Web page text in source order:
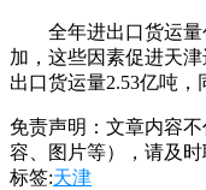
全年进出口货运
加，这些因素促进天
出口货运量2.53亿吨，
免责声明：文章内容
容、图片等），请及时
标签:天津